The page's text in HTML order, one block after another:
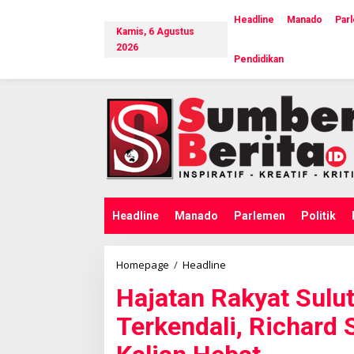
i
Kamis, 6 Agustus
2026
Headline Manado
Pendidikan
Headline Manado Parlemen Politik
Homepage / Headline
a
t
a
n
Hajatan Rakyat
Terkendali, Richard